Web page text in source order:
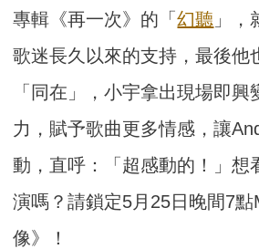
專輯《再一次》的「幻聽 」，
歌迷長久以來的支持，最後他
「同在」，小宇拿出現場即興
力，賦予歌曲更多情感，讓
動，直呼：「超感動的！」想
演嗎？請鎖定5月25日晚間7
像》！